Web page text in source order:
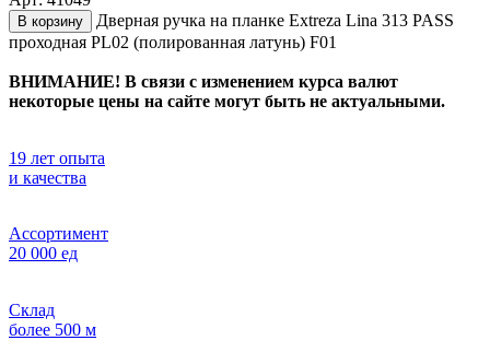
В корзину
Дверная ручка на планке Extreza Lina 313 PASS
проходная PL02 (полированная латунь) F01
ВНИМАНИЕ! В связи с изменением курса валют
некоторые цены на сайте могут быть не актуальными.
19 лет опыта
и качества
Ассортимент
20 000 ед
Склад
более 500 м